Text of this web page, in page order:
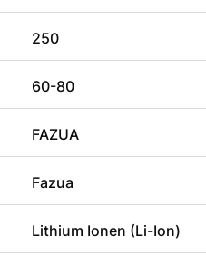
250
60-80
FAZUA
Fazua
Lithium Ionen (Li-Ion)